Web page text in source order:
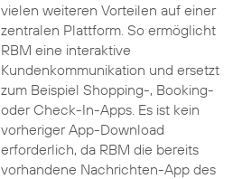
vielen weiteren Vorteilen auf einer
zentralen Plattform. So ermöglicht
RBM eine interaktive
Kundenkommunikation und ersetzt
zum Beispiel Shopping-, Booking-
oder Check-In-Apps. Es ist kein
vorheriger App-Download
erforderlich, da RBM die bereits
vorhandene Nachrichten-App des